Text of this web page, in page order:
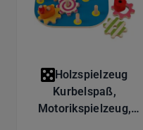
Holzspielzeug
Kurbelspaß,
Motorikspielzeug,